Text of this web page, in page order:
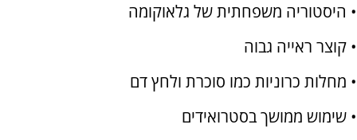
• היסטוריה משפחתית של גלאוקומה
• קוצר ראייה גבוה
• מחלות כרוניות כמו סוכרת ולחץ דם
• שימוש ממושך בסטרואידים